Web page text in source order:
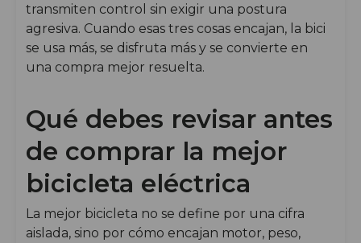
transmiten control sin exigir una postura
agresiva. Cuando esas tres cosas encajan, la bici
se usa más, se disfruta más y se convierte en
una compra mejor resuelta.
Qué debes revisar antes
de comprar la mejor
bicicleta eléctrica
La mejor bicicleta no se define por una cifra
aislada, sino por cómo encajan motor, peso,